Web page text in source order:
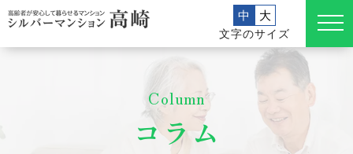
中 大
文字のサイズ
Column
コラム